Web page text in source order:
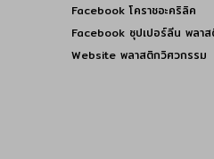
Facebook โคราชอะคริลิค
Facebook ซุปเปอร์ลีน พลา
Website พลาสติกวิศวกรรม